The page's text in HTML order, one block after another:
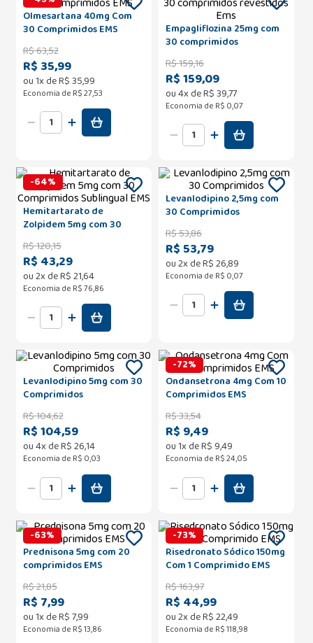
Olmesartana 40mg Com
30 Comprimidos EMS
R$63,52
R$ 35,99
ou1x deR$35,99
Economia de R$ 27,53
Empagliflozina 25mg com
30 comprimidos
revestidos Ems
R$159,16
R$ 159,09
ou4x deR$39,77
Economia de R$ 0,07
-64%
Hemitartarato de
Zolpidem 5mg com 30
Comprimidos Sublingual
EMS
R$120,15
R$ 43,29
ou2x deR$21,64
Economia de R$ 76,86
Levanlodipino 2,5mg com
30 Comprimidos
R$53,86
R$ 53,79
ou2x deR$26,89
Economia de R$ 0,07
Levanlodipino 5mg com 30
Comprimidos
R$104,62
R$ 104,59
ou4x deR$26,14
Economia de R$ 0,03
-72%
Ondansetrona 4mg Com 10
Comprimidos EMS
R$33,54
R$ 9,49
ou1x deR$ 9,49
Economia de R$ 24,05
-63%
Prednisona 5mg com 20
comprimidos EMS
R$21,85
R$ 7,99
ou1x deR$7,99
Economia de R$ 13,86
-73%
Risedronato Sódico 150mg
Com 1 Comprimido EMS
R$163,97
R$ 44,99
ou2x deR$22,49
Economia de R$ 118,98